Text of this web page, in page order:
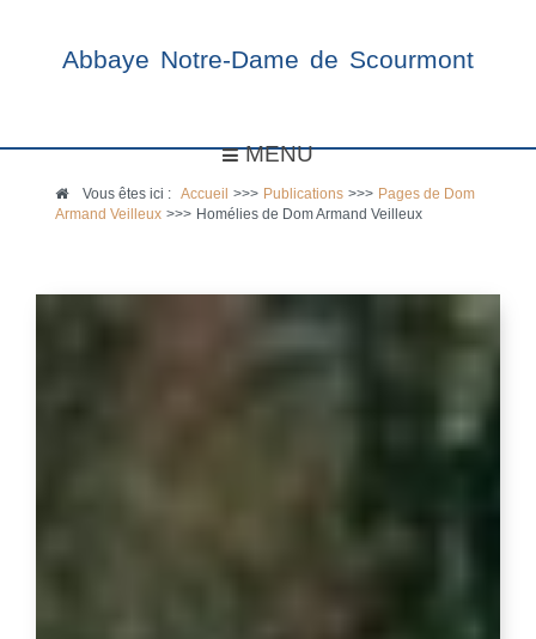
Abbaye Notre-Dame de Scourmont
MENU
Vous êtes ici :Accueil >>> Publications >>> Pages de Dom
Armand Veilleux >>> Homélies de Dom Armand Veilleux